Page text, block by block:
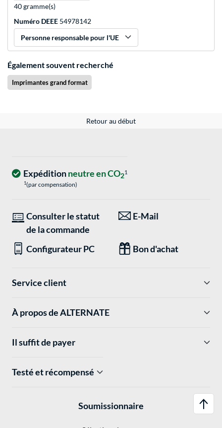
40 gramme(s)
Numéro DEEE 54978142
Personne responsable pour l'UE
Également souvent recherché
Imprimantes grand format
Retour au début
Expéditionneutre en CO21
1(par compensation)
Consulter le statut
de la commande
E-Mail
Configurateur PC Bon d'achat
Service client
À propos de ALTERNATE
Il suffit de payer
Testé et récompensé
Soumissionnaire